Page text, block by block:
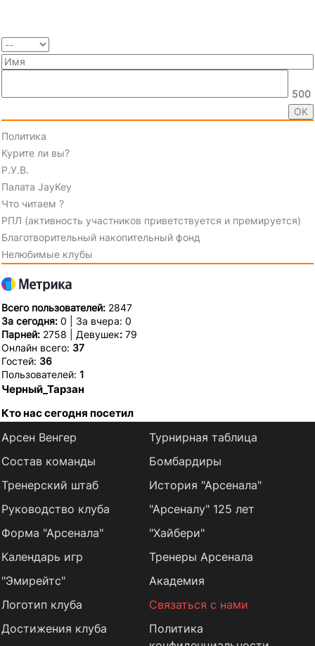
500
Политика
Курите ли вы?
Р.У.В.
Палата JayKey
Что читаем ?
РПЛ (активность участников приветствуется и премируется)
Благотворительный накопительный фонд
Нелюбимые клубы
Всего пользователей: 2847
За сегодня: 0 | За вчера: 0
Парней: 2758 | Девушек: 79
Онлайн всего: 37
Гостей: 36
Пользователей: 1
Черный_Тарзан
Кто нас сегодня посетил
Арсен Венгер
Состав команды
Тренерский штаб
Руководство клуба
Форма "Арсенала"
Календарь игр
Турнирная таблица
Бомбардиры
История "Арсенала"
"Арсеналу" 125 лет
"Хайбери"
Тренеры Арсенала
"Эмирейтс"
Логотип клуба
Достижения клуба
Академия
Связаться с нами
Политика